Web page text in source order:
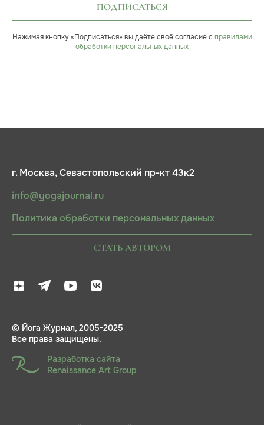
ПОДПИСАТЬСЯ
Нажимая кнопку «Подписаться» вы даёте своё согласие с правилами
обработки персональных данных
г. Москва, Севастопольский пр-кт 43к2
info@yogajournal.ru
Политика обработки персональных данных
СТАТЬ АВТОРОМ
© Йога Журнал, 2005-2025
Все права защищены.
Разработка сайта
Renaissance Art Group